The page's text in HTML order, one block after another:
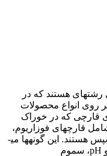
رشته­ای هستند که در
روی انواع محصولات
قارچی که در خوراک
شامل قارچ­های فوزاریوم،
آسپرژیلوس، پنیسیلیوم، آلترناریا و کلاویسپس هستند. این گونه­ها می­
توانند در شرایط مناسب دمایی، رطوبت و pH، سموم